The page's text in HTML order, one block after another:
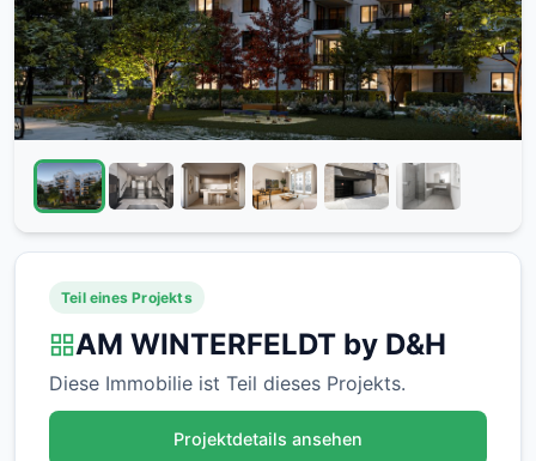
Teil eines Projekts
AM WINTERFELDT by D&H
Diese Immobilie ist Teil dieses Projekts.
Projektdetails ansehen